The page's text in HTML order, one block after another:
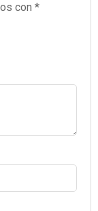
con *